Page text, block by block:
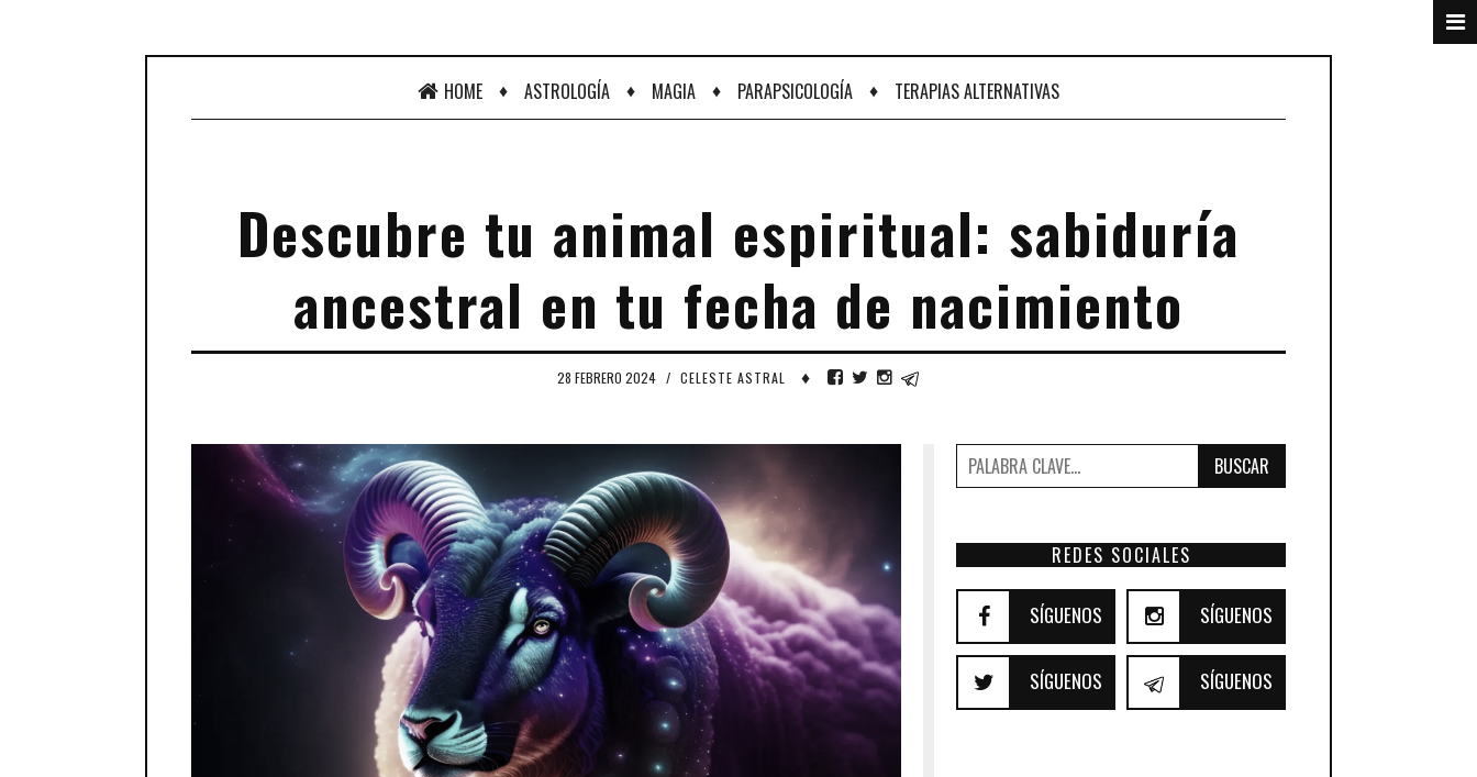
HOME ♦ ASTROLOGÍA ♦ MAGIA ♦ PARAPSICOLOGÍA ♦ TERAPIAS ALTERNATIVAS
Descubre tu animal espiritual: sabiduría
ancestral en tu fecha de nacimiento
28 FEBRERO 2024 / CELESTE ASTRAL ♦
BUSCAR
REDES SOCIALES
SÍGUENOS SÍGUENOS
SÍGUENOS SÍGUENOS